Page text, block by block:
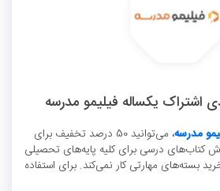
مدرسه
، می‌توانید 50 درصد تخفیف برای
12 ماهه آموزش کتاب‌های درسی برای کلیه پایه‌های تحصیلی
بسته‌های مهارتی کار نمی‌کند. برای استفاده